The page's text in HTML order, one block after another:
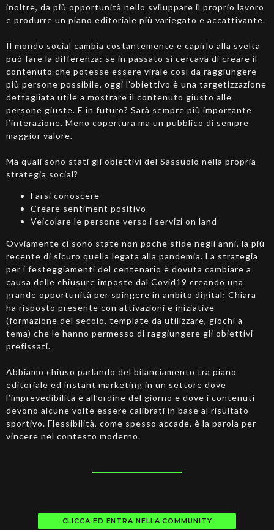
inoltre, da più opportunità nello sviluppare il proprio lavoro
e produrre un piano editoriale più variegato e accattivante.
Il mondo social cambia costantemente e capirlo alla svelta
può fare la differenza: se in passato si cercava di creare il
contenuto che potesse essere virale così da raggiungere
più persone possibile, oggi l’obiettivo è una targetizzazione
dettagliata utile a mostrare il contenuto giusto alle
persone giuste. E in futuro? Sarà sempre più importante
l’interazione. Meno copertura ma un pubblico di sempre
maggior valore.
Ma quali sono stati gli obiettivi del Sassuolo nella propria
strategia social?
Farsi conoscere
Creare sentiment positivo
Veicolare le persone verso i servizi on land
Ovviamente ci sono state non poche sfide negli anni, la più
recente di sicuro quella legata alla pandemia. La strategia
per i festeggiamenti del centenario è dovuta cambiare a
causa delle chiusure imposte dal Covid19 creando una
grande opportunità per spingere in ambito digital; Chiara
ha risposto presente con attivazioni e iniziative
(formazione del secolo, template da utilizzare, giochi a
tema) che le hanno permesso di raggiungere gli obiettivi
prefissati.
Abbiamo chiuso parlando del bilanciamento tra piano
editoriale ed instant marketing in un settore dove
l’imprevedibilità è all’ordine del giorno e dove i contenuti
devono alcune volte essere calibrati in base al risultato
sportivo. Flessibilità, come spesso accade, è la parola per
vincere nel contesto moderno.
CLICCA ED ENTRA NELLA COMMUNITY